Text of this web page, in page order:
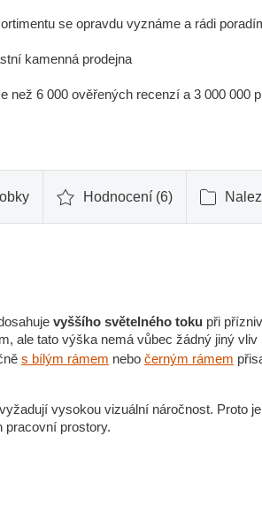
se opravdu vyznáme a rádi
kamenná prodejna
než 6 000 ověřených recenzí a 3 000 000
Hodnocení (6)
vyššího světelného toku při
ale tato výška nemá vůbec žádný jiný vliv
s bílým rámem nebo černým rámem
vysokou vizuální náročnost. Proto je
pracovní prostory.